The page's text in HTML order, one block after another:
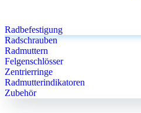
Radbefestigung
Radschrauben
Radmuttern
Felgenschlösser
Zentrierringe
Radmutterindikatoren
Zubehör